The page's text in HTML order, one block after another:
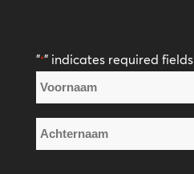
"*" indicates required fields
Naam
*